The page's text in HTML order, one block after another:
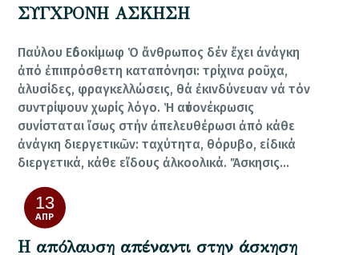
ΣΥΓΧΡΟΝΗ ΑΣΚΗΣΗ
Παύλου Εὐδοκίμωφ Ὁ ἄνθρωπος δέν ἔχει ἀνάγκη
ἀπό ἐπιπρόσθετη καταπόνησι: τρίχινα ροῦχα,
ἁλυσίδες, φραγκελλώσεις, θά ἐκινδύνευαν νά τόν
συντρίψουν χωρίς λόγο. Ἡ αὐτονέκρωσις
συνίσταται ἴσως στήν ἀπελευθέρωσι ἀπό κάθε
ἀνάγκη διεργετικῶν: ταχύτητα, θόρυβο, εἰδικά
διεργετικά, κάθε εἴδους ἀλκοολικά. Ἄσκησις…
13
ΑΠΡ
Η απόλαυση απέναντι στην άσκηση